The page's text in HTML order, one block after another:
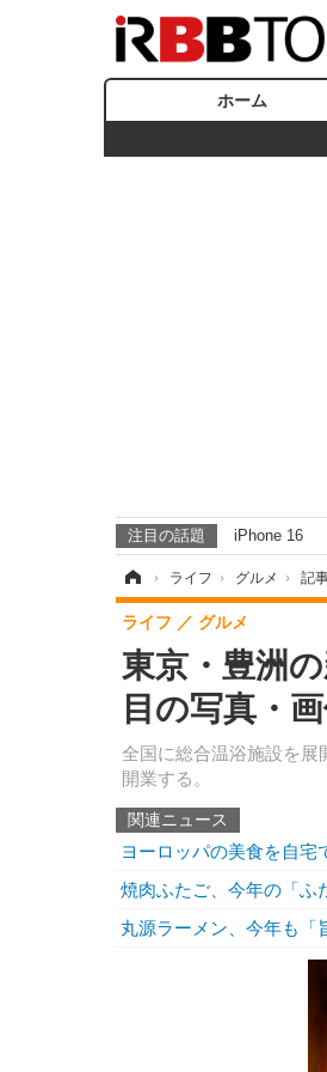
ホーム
注目の話題 iPhone 16
› ライフ › グルメ › 記
東京・豊洲
目の写真・
全国に総合温浴施設を展
開業する。
ライフ グルメ
関連ニュース
ヨーロッパの美食を自宅
焼肉ふたご、今年の「ふ
丸源ラーメン、今年も「